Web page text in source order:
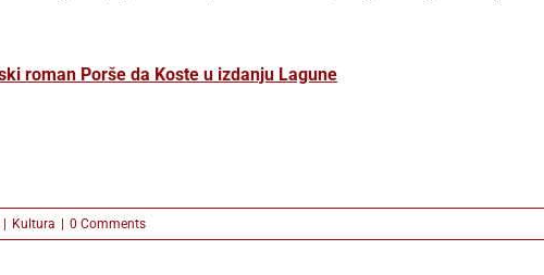
roman Porše da Koste u izdanju Lagune
| Kultura | 0 Comments